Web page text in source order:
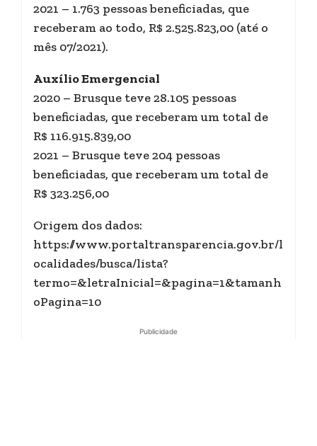
2021 – 1.763 pessoas beneficiadas, que
receberam ao todo, R$ 2.525.823,00 (até o
mês 07/2021).
Auxílio Emergencial
2020 – Brusque teve 28.105 pessoas
beneficiadas, que receberam um total de
R$ 116.915.839,00
2021 – Brusque teve 204 pessoas
beneficiadas, que receberam um total de
R$ 323.256,00
Origem dos dados:
https://www.portaltransparencia.gov.br/l
ocalidades/busca/lista?
termo=&letraInicial=&pagina=1&tamanh
oPagina=10
Publicidade